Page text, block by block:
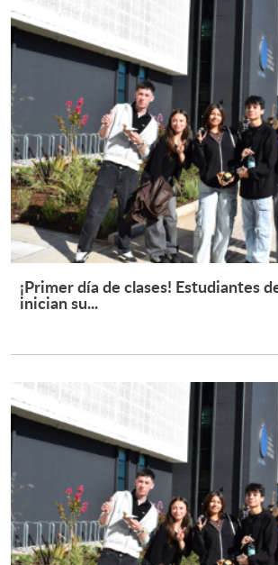
¡Primer día de clases! Estudiantes
inician su...